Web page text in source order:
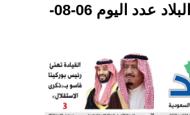
تحميل PDF البلاد عدد اليوم 06-08-